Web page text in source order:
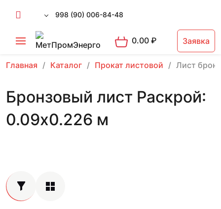
998 (90) 006-84-48
0.00₽ Заявка
Главная Каталог Прокат листовой Лист
Бронзовый лист Раскрой:
0.09х0.226 м